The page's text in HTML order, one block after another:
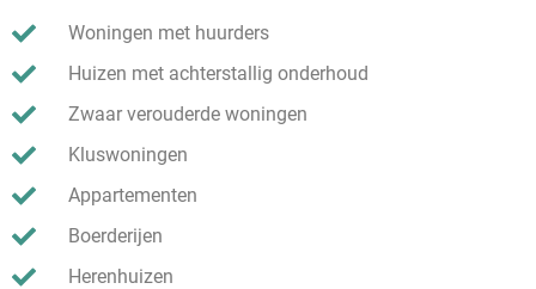
Woningen met huurders
Huizen met achterstallig onderhoud
Zwaar verouderde woningen
Kluswoningen
Appartementen
Boerderijen
Herenhuizen